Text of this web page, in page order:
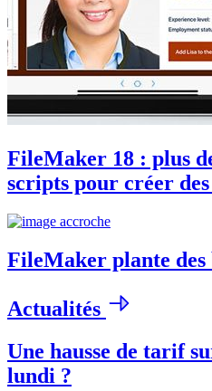
FileMaker 18 : plus
scripts pour créer
FileMaker plante des
Actualités
Une hausse de tarif
lundi ?